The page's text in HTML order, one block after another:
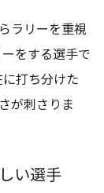
ラリーを重視
をする選手で
打ち分けた
が刺さりま
い選手